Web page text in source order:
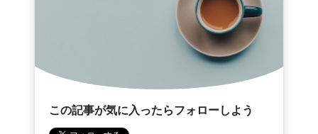
この記事が気に入ったらフォローしよう